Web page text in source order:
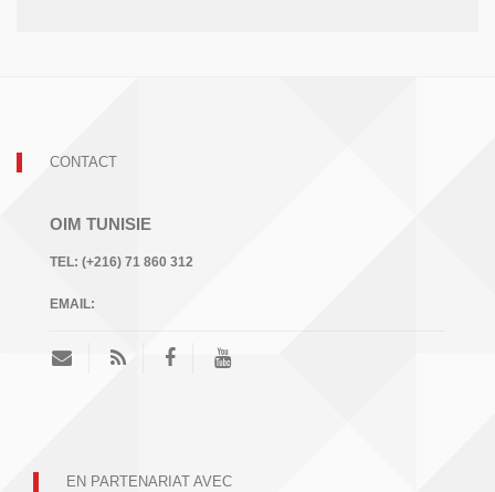
CONTACT
OIM TUNISIE
TEL: (+216) 71 860 312
EMAIL:
EN PARTENARIAT AVEC